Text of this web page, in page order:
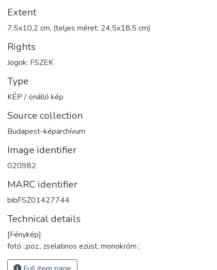
Extent
7,5x10,2 cm, (teljes méret: 24,5x18,5 cm)
Rights
Jogok: FSZEK
Type
KÉP / önálló kép
Source collection
Budapest-képarchívum
Image identifier
020982
MARC identifier
bibFSZ01427744
Technical details
[Fénykép]
fotó :,poz., zselatinos ezüst, monokróm ;